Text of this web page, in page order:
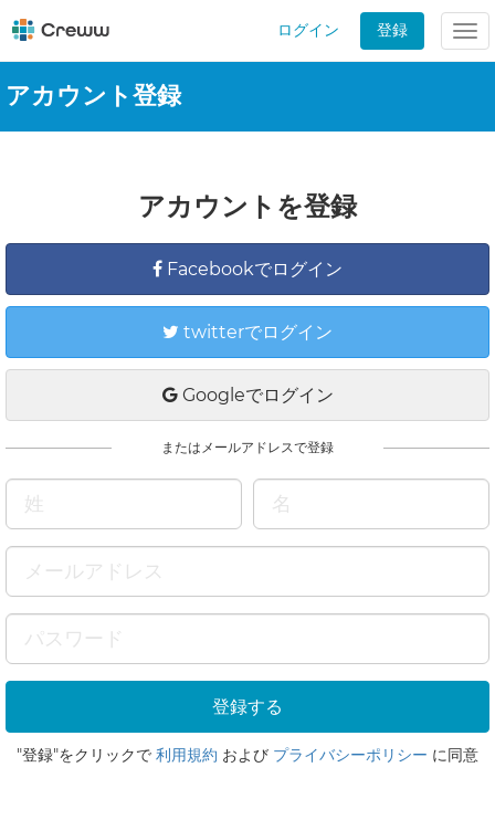
ログイン 登録
アカウント登録
アカウントを登録
Facebookでログイン
twitterでログイン
Googleでログイン
またはメールアドレスで登録
"登録"をクリックで 利用規約 および プライバシーポリシー に同意